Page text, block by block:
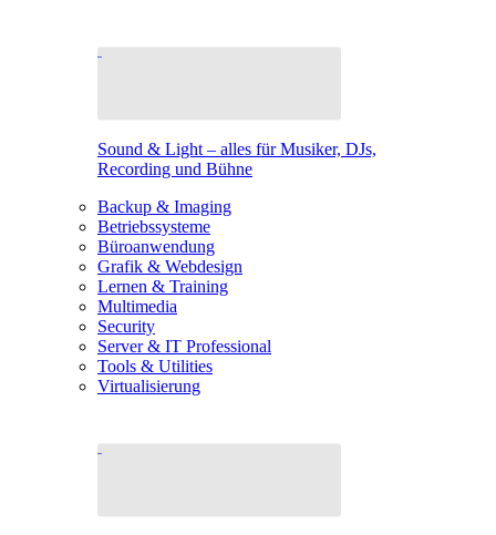
Sound & Light – alles für Musiker, DJs,
Recording und Bühne
Backup & Imaging
Betriebssysteme
Büroanwendung
Grafik & Webdesign
Lernen & Training
Multimedia
Security
Server & IT Professional
Tools & Utilities
Virtualisierung